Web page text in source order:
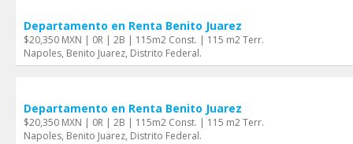
Departamento en Renta Benito Juarez
$20,350 MXN | 0R | 2B | 115m2 Const. | 115 m2 Terr.
Napoles, Benito Juarez, Distrito Federal.
Departamento en Renta Benito Juarez
$20,350 MXN | 0R | 2B | 115m2 Const. | 115 m2 Terr.
Napoles, Benito Juarez, Distrito Federal.